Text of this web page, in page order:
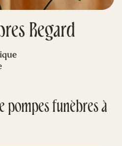
Regard
pompes funèbres à